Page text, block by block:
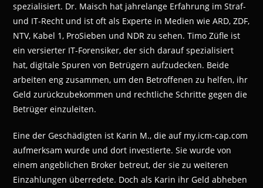
spezialisiert. Dr. Maisch hat jahrelange Erfahrung im Straf-
und IT-Recht und ist oft als Experte in Medien wie ARD, ZDF,
NTV, Kabel 1, ProSieben und NDR zu sehen. Timo Züfle ist
ein versierter IT-Forensiker, der sich darauf spezialisiert
hat, digitale Spuren von Betrügern aufzudecken. Beide
arbeiten eng zusammen, um den Betroffenen zu helfen, ihr
Geld zurückzubekommen und rechtliche Schritte gegen die
Betrüger einzuleiten.
Eine der Geschädigten ist Karin M., die auf my.icm-cap.com
aufmerksam wurde und dort investierte. Sie wurde von
einem angeblichen Broker betreut, der sie zu weiteren
Einzahlungen überredete. Doch als Karin ihr Geld abheben